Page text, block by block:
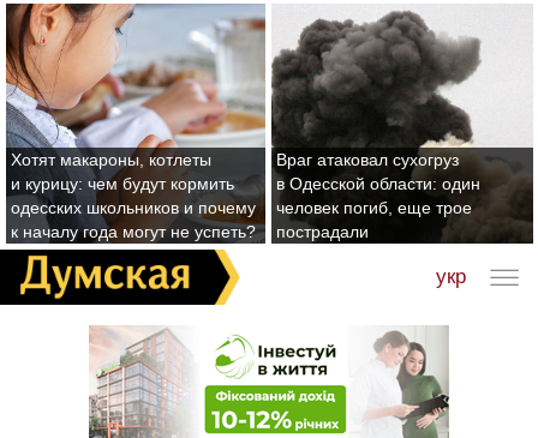
Хотят макароны, котлеты
и курицу: чем будут кормить
одесских школьников и почему
к началу года могут не успеть?
Враг атаковал сухогруз
в Одесской области: один
человек погиб, еще трое
пострадали
укр